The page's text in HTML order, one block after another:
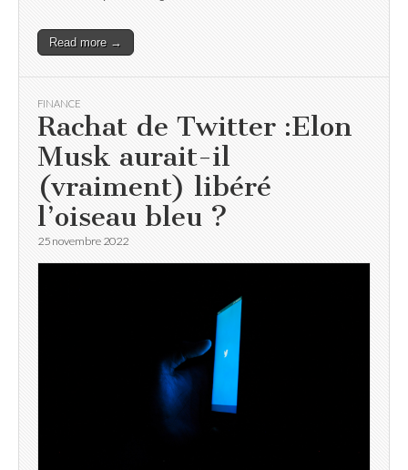
Read more →
FINANCE
Rachat de Twitter :Elon
Musk aurait-il
(vraiment) libéré
l’oiseau bleu ?
25 novembre 2022